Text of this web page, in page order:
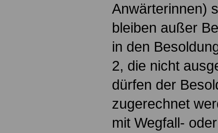
Anwärterinnen)
bleiben außer
in den
2, die nicht
dürfen der
zugerechnet
mit Wegfall- oder